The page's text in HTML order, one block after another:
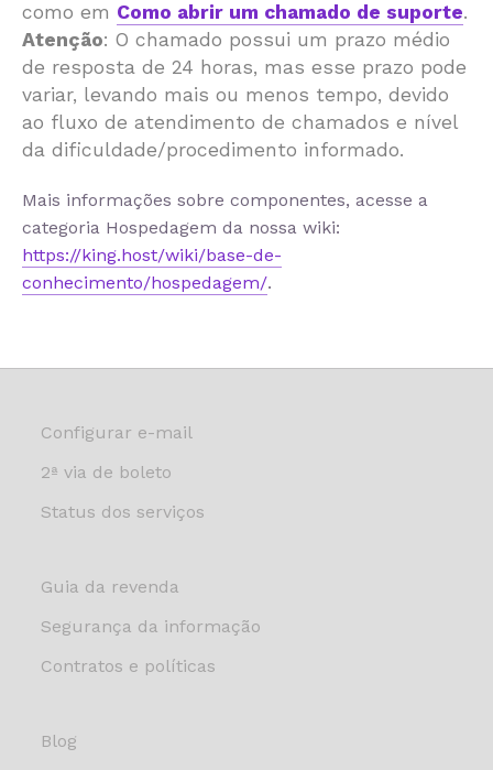
como em Como abrir um chamado de suporte.
Atenção: O chamado possui um prazo médio
de resposta de 24 horas, mas esse prazo pode
variar, levando mais ou menos tempo, devido
ao fluxo de atendimento de chamados e nível
da dificuldade/procedimento informado.
Mais informações sobre componentes, acesse a
categoria Hospedagem da nossa wiki:
https://king.host/wiki/base-de-
conhecimento/hospedagem/.
Configurar e-mail
2ª via de boleto
Status dos serviços
Guia da revenda
Segurança da informação
Contratos e políticas
Blog